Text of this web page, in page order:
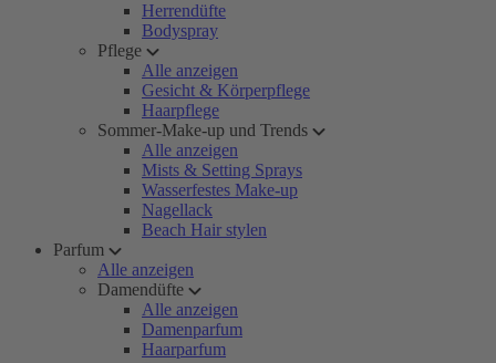
Herrendüfte
Bodyspray
Pflege
Alle anzeigen
Gesicht & Körperpflege
Haarpflege
Sommer-Make-up und Trends
Alle anzeigen
Mists & Setting Sprays
Wasserfestes Make-up
Nagellack
Beach Hair stylen
Parfum
Alle anzeigen
Damendüfte
Alle anzeigen
Damenparfum
Haarparfum